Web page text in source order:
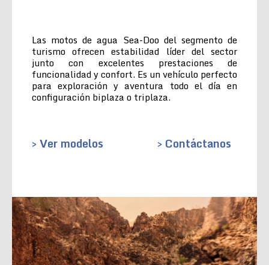
Las motos de agua Sea-Doo del segmento de
turismo ofrecen estabilidad líder del sector
junto con excelentes prestaciones de
funcionalidad y confort. Es un vehículo perfecto
para exploración y aventura todo el día en
configuración biplaza o triplaza.
> Ver modelos > Contáctanos